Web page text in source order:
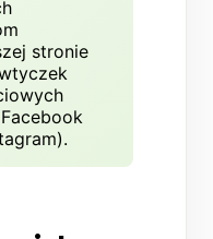
stronie